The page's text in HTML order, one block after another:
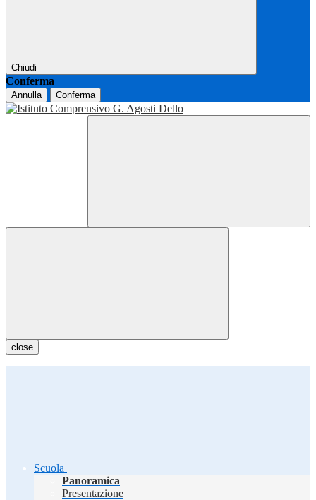
Chiudi
Conferma
Annulla Conferma
close
Scuola
Panoramica
Presentazione